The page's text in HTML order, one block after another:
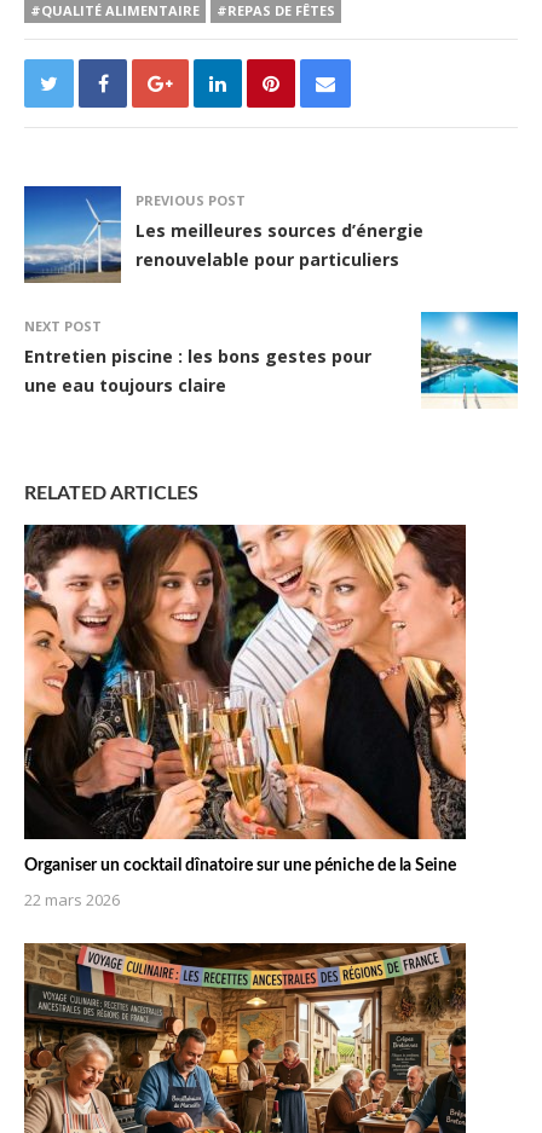
#QUALITÉ ALIMENTAIRE
#REPAS DE FÊTES
PREVIOUS POST
Les meilleures sources d’énergie
renouvelable pour particuliers
NEXT POST
Entretien piscine : les bons gestes pour
une eau toujours claire
RELATED ARTICLES
Organiser un cocktail dînatoire sur une péniche de la Seine
22 mars 2026